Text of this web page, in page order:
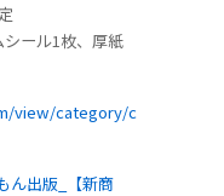
シール1枚、厚紙
view/category/c
ん出版_【新商